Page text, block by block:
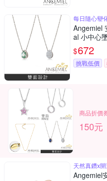
每日隨心變
Angemiel
al 小中心
$672
挑戰低價
商品折價
150元
天然真鑽x
Angemiel